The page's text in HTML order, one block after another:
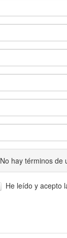
No hay términos de
He leído y acepto